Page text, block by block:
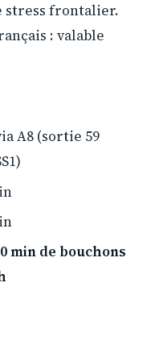
stress frontalier.
: valable
A8 (sortie 59
min de bouchons